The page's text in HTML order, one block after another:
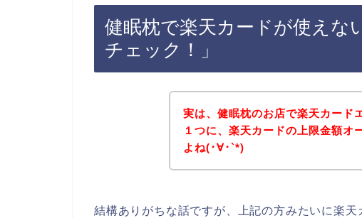
健眠枕で楽天カードが使えな
チェック！」
実は、健眠枕のお店で楽天カード
１つに、楽天カードの上限金額オ
よね(･∀･`*)
結構ありがちな話ですが、上記の方みたいに楽